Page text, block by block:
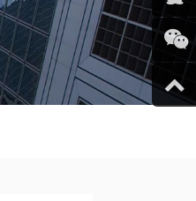
客服微